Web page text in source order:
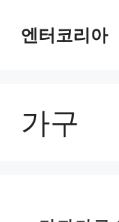
엔터코리아
가구